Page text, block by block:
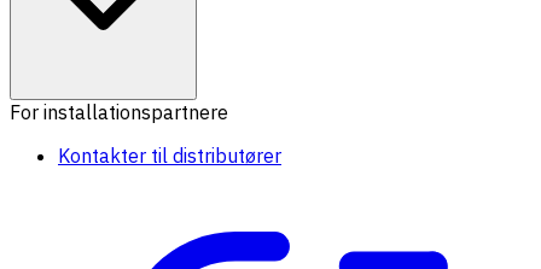
For installationspartnere
Kontakter til distributører